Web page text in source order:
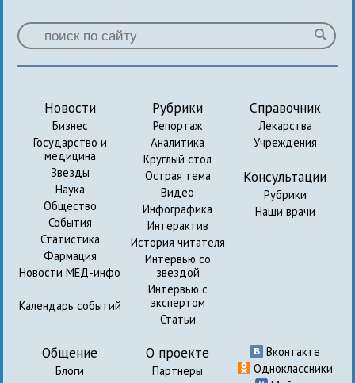
Новости
Бизнес
Государство и
медицина
Звезды
Наука
Общество
События
Статистика
Фармация
Новости МЕД-инфо
Календарь событий
Рубрики
Репортаж
Аналитика
Круглый стол
Острая тема
Видео
Инфографика
Интерактив
История читателя
Интервью со
звездой
Интервью с
экспертом
Статьи
Справочник
Лекарства
Учреждения
Консультации
Рубрики
Наши врачи
Общение
Блоги
О проекте
Партнеры
Вконтакте
Одноклассники